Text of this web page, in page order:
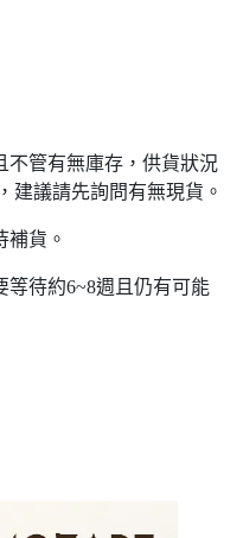
不管有無庫存，供貨狀況
建議請先詢問有無現貨。
補貨。
等待約6~8週且仍有可能